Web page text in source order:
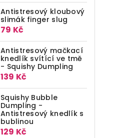
Antistresový kloubový
slimák finger slug
79 Kč
Antistresový mačkací
knedlík svítící ve tmě
- Squishy Dumpling
139 Kč
Squishy Bubble
Dumpling -
Antistresový knedlík s
bublinou
129 Kč